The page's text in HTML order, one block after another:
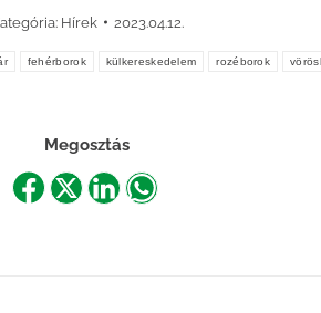
Hírek 2023.04.12.
fehérborok külkereskedelem rozéborok
Megosztás
ShareShareShareShare